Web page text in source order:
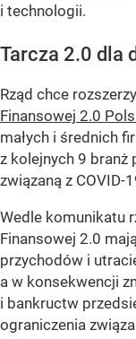
i technologii.
Tarcza 2.0 dla
Rząd chce
Finansowej 2.0
małych i średnich
z kolejnych 9 branż
związaną z COVID-
Wedle komunikatu
Finansowej 2.0
przychodów i
a w konsekwencji
i bankructw
ograniczenia